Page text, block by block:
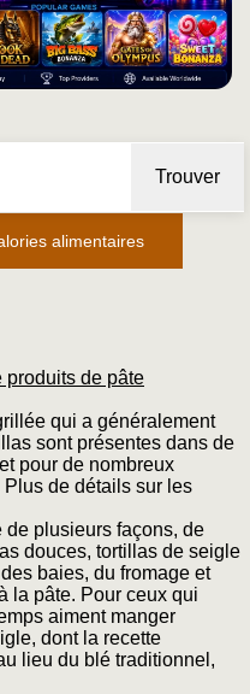
Trouver
alimentaires
produits de pâte
qui a généralement
sont présentes dans de
pour de nombreux
de détails sur les
de plusieurs façons, de
douces, tortillas de seigle
baies, du fromage et
la pâte. Pour ceux qui
aiment manger
dont la recette
lieu du blé traditionnel,